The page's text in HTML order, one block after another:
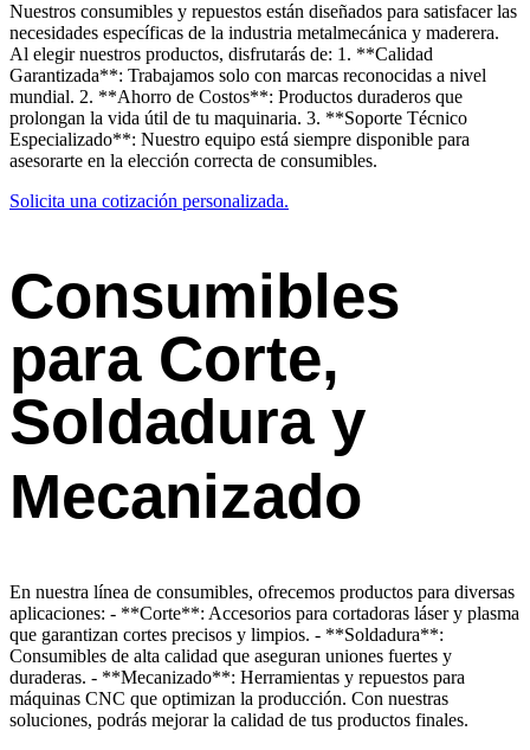
Nuestros consumibles y repuestos están diseñados para satisfacer las
necesidades específicas de la industria metalmecánica y maderera.
Al elegir nuestros productos, disfrutarás de: 1. **Calidad
Garantizada**: Trabajamos solo con marcas reconocidas a nivel
mundial. 2. **Ahorro de Costos**: Productos duraderos que
prolongan la vida útil de tu maquinaria. 3. **Soporte Técnico
Especializado**: Nuestro equipo está siempre disponible para
asesorarte en la elección correcta de consumibles.
Solicita una cotización personalizada.
Consumibles
para Corte,
Soldadura y
Mecanizado
En nuestra línea de consumibles, ofrecemos productos para diversas
aplicaciones: - **Corte**: Accesorios para cortadoras láser y plasma
que garantizan cortes precisos y limpios. - **Soldadura**:
Consumibles de alta calidad que aseguran uniones fuertes y
duraderas. - **Mecanizado**: Herramientas y repuestos para
máquinas CNC que optimizan la producción. Con nuestras
soluciones, podrás mejorar la calidad de tus productos finales.